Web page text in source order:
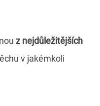
z nejdůležitějších
v jakémkoli